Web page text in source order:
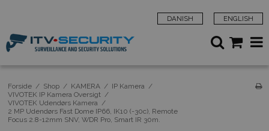
DANISH ENGLISH
Forside / Shop / KAMERA / IP Kamera /
VIVOTEK IP Kamera Oversigt /
VIVOTEK Udendørs Kamera /
2 MP Udendørs Fast Dome IP66, IK10 (-30c), Remote
Focus 2.8-12mm SNV, WDR Pro, Smart IR 30m.